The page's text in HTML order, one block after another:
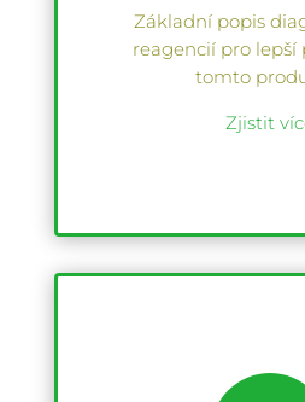
Základní popis
reagencií pro lepší
tomto
Zjistit